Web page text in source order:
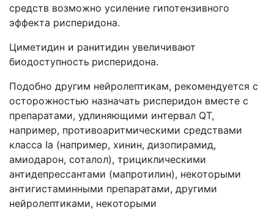
средств возможно усиление гипотензивного
эффекта рисперидона.
Циметидин и ранитидин увеличивают
биодоступность рисперидона.
Подобно другим нейролептикам, рекомендуется с
осторожностью назначать рисперидон вместе с
препаратами, удлиняющими интервал QT,
например, противоаритмическими средствами
класса Iа (например, хинин, дизопирамид,
амиодарон, соталол), трициклическими
антидепрессантами (мапротилин), некоторыми
антигистаминными препаратами, другими
нейролептиками, некоторыми